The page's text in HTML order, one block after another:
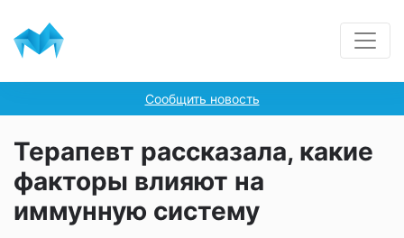
Сообщить новость
Терапевт рассказала, какие
факторы влияют на
иммунную систему